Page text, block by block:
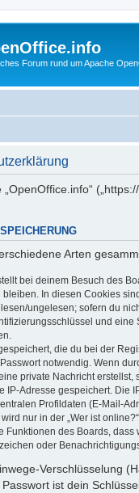
Forum rund um Apache
Arten
bei deinem Besuch des
In diesen Cookies
ungelesen; sofern du
und
die du bei der
notwendig. Wenn
private Nachricht
IP-Adresse gespeichert. Die
Profildaten (E-Mail-
nur in der „Wer ist
Funktionen des Boards,
oder
Verschlüsselung
ist dein